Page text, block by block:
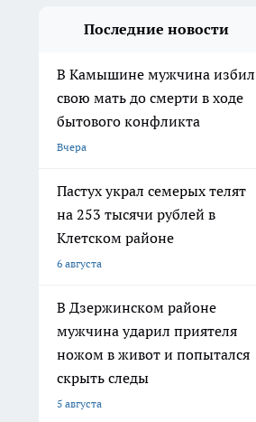
Последние новости
В Камышине мужчина избил
свою мать до смерти в ходе
бытового конфликта
Вчера
Пастух украл семерых телят
на 253 тысячи рублей в
Клетском районе
6 августа
В Дзержинском районе
мужчина ударил приятеля
ножом в живот и попытался
скрыть следы
5 августа